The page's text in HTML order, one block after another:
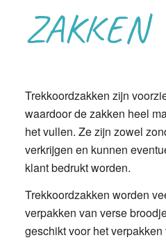
ZAKKEN
Trekkoordzakken zijn
waardoor de zakken heel
het vullen. Ze zijn zowel
verkrijgen en kunnen
klant bedrukt worden.
Trekkoordzakken worden
verpakken van verse
geschikt voor het